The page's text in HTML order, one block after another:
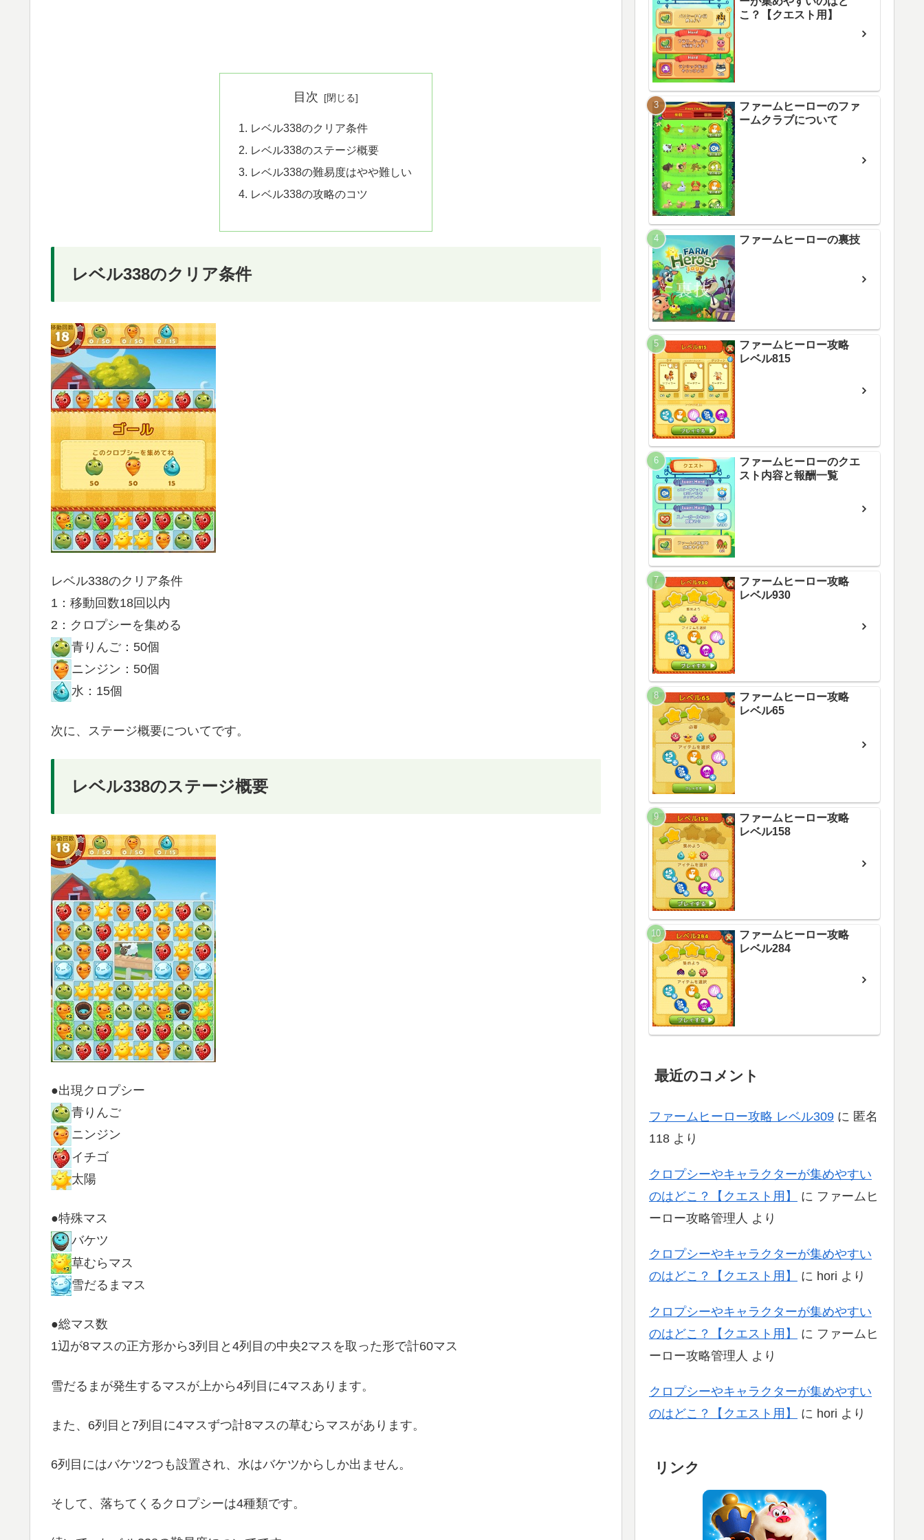
目次
レベル338のクリア条件
レベル338のステージ概要
レベル338の難易度はやや難しい
レベル338の攻略のコツ
レベル338のクリア条件
レベル338のクリア条件
1：移動回数18回以内
2：クロプシーを集める
青りんご：50個
ニンジン：50個
水：15個
次に、ステージ概要についてです。
レベル338のステージ概要
●出現クロプシー
青りんご
ニンジン
イチゴ
太陽
●特殊マス
バケツ
草むらマス
雪だるまマス
●総マス数
1辺が8マスの正方形から3列目と4列目の中央2マスを取った形で計60マス
雪だるまが発生するマスが上から4列目に4マスあります。
また、6列目と7列目に4マスずつ計8マスの草むらマスがあります。
6列目にはバケツ2つも設置され、水はバケツからしか出ません。
そして、落ちてくるクロプシーは4種類です。
こ？【クエスト用】
ファームヒーローのファ
ームクラブについて
ファームヒーローの裏技
ファームヒーロー攻略
レベル815
ファームヒーローのクエ
スト内容と報酬一覧
ファームヒーロー攻略
レベル930
ファームヒーロー攻略
レベル65
ファームヒーロー攻略
レベル158
ファームヒーロー攻略
レベル284
最近のコメント
ファームヒーロー攻略 レベル309 に 匿名
118 より
クロプシーやキャラクターが集めやすい
のはどこ？【クエスト用】
に ファームヒ
ーロー攻略管理人 より
クロプシーやキャラクターが集めやすい
のはどこ？【クエスト用】
に hori より
クロプシーやキャラクターが集めやすい
のはどこ？【クエスト用】
に ファームヒ
ーロー攻略管理人 より
クロプシーやキャラクターが集めやすい
のはどこ？【クエスト用】
に hori より
リンク